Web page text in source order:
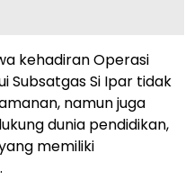
kehadiran Operasi
Subsatgas Si Ipar tidak
namun juga
dunia pendidikan,
memiliki